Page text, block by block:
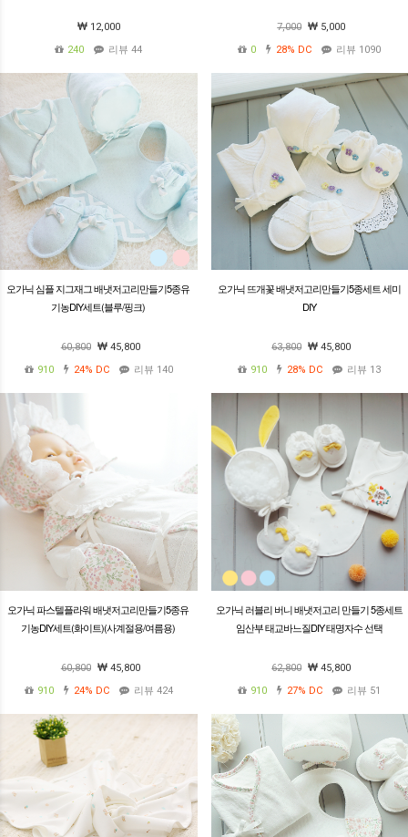
12,000
240
리뷰 44
7,000
5,000
0
28% DC 리뷰 1090
오가닉 심플 지그재그 배냇저고리만들기5종유
기농DIY세트(블루/핑크)
60,800
45,800
910
24% DC 리뷰 140
오가닉 뜨개꽃 배냇저고리만들기5종세트 세미
DIY
63,800
45,800
910
28% DC 리뷰 13
오가닉 파스텔플라워 배냇저고리만들기5종유
기농DIY세트(화이트)(사계절용/여름용)
60,800
45,800
910
24% DC 리뷰 424
오가닉 러블리 버니 배냇저고리 만들기 5종세트
임산부 태교바느질DIY 태명자수 선택
62,800
45,800
910
27% DC 리뷰 51